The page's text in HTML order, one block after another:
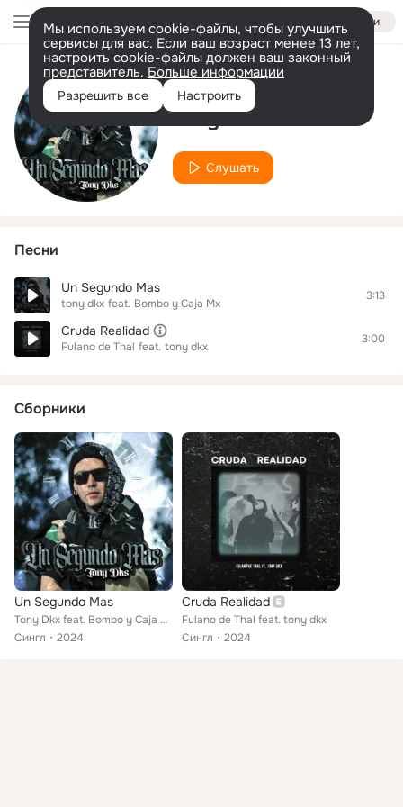
Войти
Мы используем cookie-файлы, чтобы улучшить
сервисы для вас. Если ваш возраст менее 13 лет,
настроить cookie-файлы должен ваш законный
представитель. Больше информации
Разрешить все Настроить
Исполнитель
tony dkx
Слушать
Песни
Un Segundo Mas
tony dkx feat. Bombo y Caja Mx
3:13
Cruda Realidad
Fulano de Thal feat. tony dkx
3:00
Сборники
Un Segundo Mas
Tony Dkx feat. Bombo y Caja Mx
Сингл
2024
Cruda Realidad
Fulano de Thal feat. tony dkx
Сингл
2024